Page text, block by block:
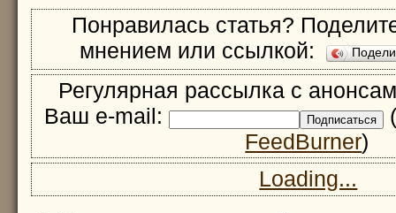
Понравилась статья?
мнением или ссылкой:
Регулярная рассылка с
Ваш e-mail:
FeedBurner)
Loading...